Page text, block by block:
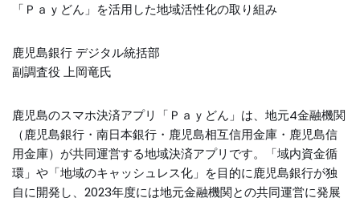
「Ｐａｙどん」を活用した地域活性化の取り組み
鹿児島銀行 デジタル統括部
副調査役 上岡竜氏
鹿児島のスマホ決済アプリ「Ｐａｙどん」は、地元4金融機関
（鹿児島銀行・南日本銀行・鹿児島相互信用金庫・鹿児島信
用金庫）が共同運営する地域決済アプリです。「域内資金循
環」や「地域のキャッシュレス化」を目的に鹿児島銀行が独
自に開発し、2023年度には地元金融機関との共同運営に発展